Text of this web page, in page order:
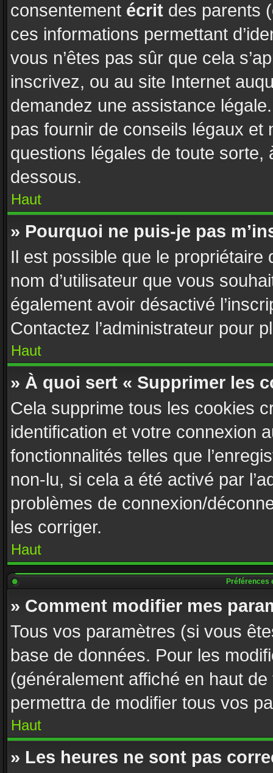
consentement écrit des parents
ces informations permettant
vous n’êtes pas sûr que cela
inscrivez, ou au site Internet
demandez une assistance
pas fournir de conseils légaux
questions légales de toute sorte,
dessous.
Haut
» Pourquoi ne puis-je pas
Il est possible que le propriétaire
nom d’utilisateur que vous
également avoir désactivé
Contactez l’administrateur pour
Haut
» À quoi sert « Supprimer les
Cela supprime tous les cookies
identification et votre connexion
fonctionnalités telles que
non-lu, si cela a été activé par
problèmes de connexion/
les corriger.
Haut
Préférences
» Comment modifier mes
Tous vos paramètres (si vous
base de données. Pour les
(généralement affiché en haut
permettra de modifier tous vos
Haut
» Les heures ne sont pas